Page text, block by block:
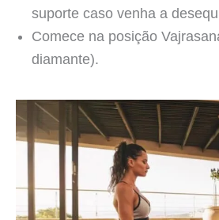
suporte caso venha a
Comece na posição
diamante).